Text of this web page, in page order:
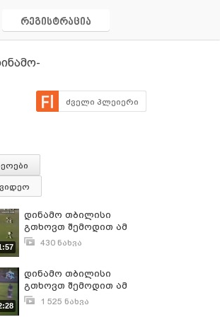
რეგისტრაცია
ძველი პლეიერი
დინამო თბილისი
გთხოვთ შემოდით ამ
ლინკზე და დაალაიქეთ
დინამო-
თბილისი/225767830783776
430 ნახვა
დინამო თბილისი
გთხოვთ შემოდით ამ
ლინკზე და დაალაიქეთ
1 525 ნახვა